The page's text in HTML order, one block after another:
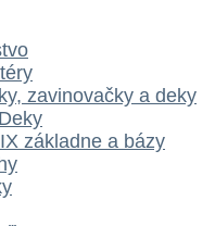
zavinovačky a deky
Deky
základne a bázy